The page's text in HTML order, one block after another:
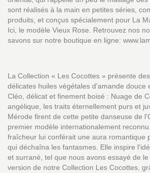
sont réalisés à la main en petites séries,
produits, et conçus spécialement pour La
Ici, le modèle Vieux Rose. Retrouvez nos
savons sur notre boutique en ligne:
La Collection « Les Cocottes » présente
délicates huiles végétales d'amande douce
Cléo, délicat et finement boisé : Nuage de
angélique, les traits éternellement purs et
Mérode firent de cette petite danseuse de
premier modèle internationalement
fraîcheur lui conférait une aura romantique
qui déchaîna les fantasmes. Elle inspire
et surrané, tel que nous avons essayé de
version de notre Collection Les Cocottes,